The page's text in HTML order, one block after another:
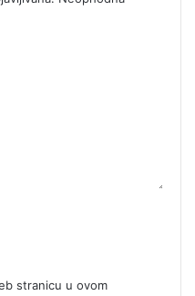
stranicu u ovom